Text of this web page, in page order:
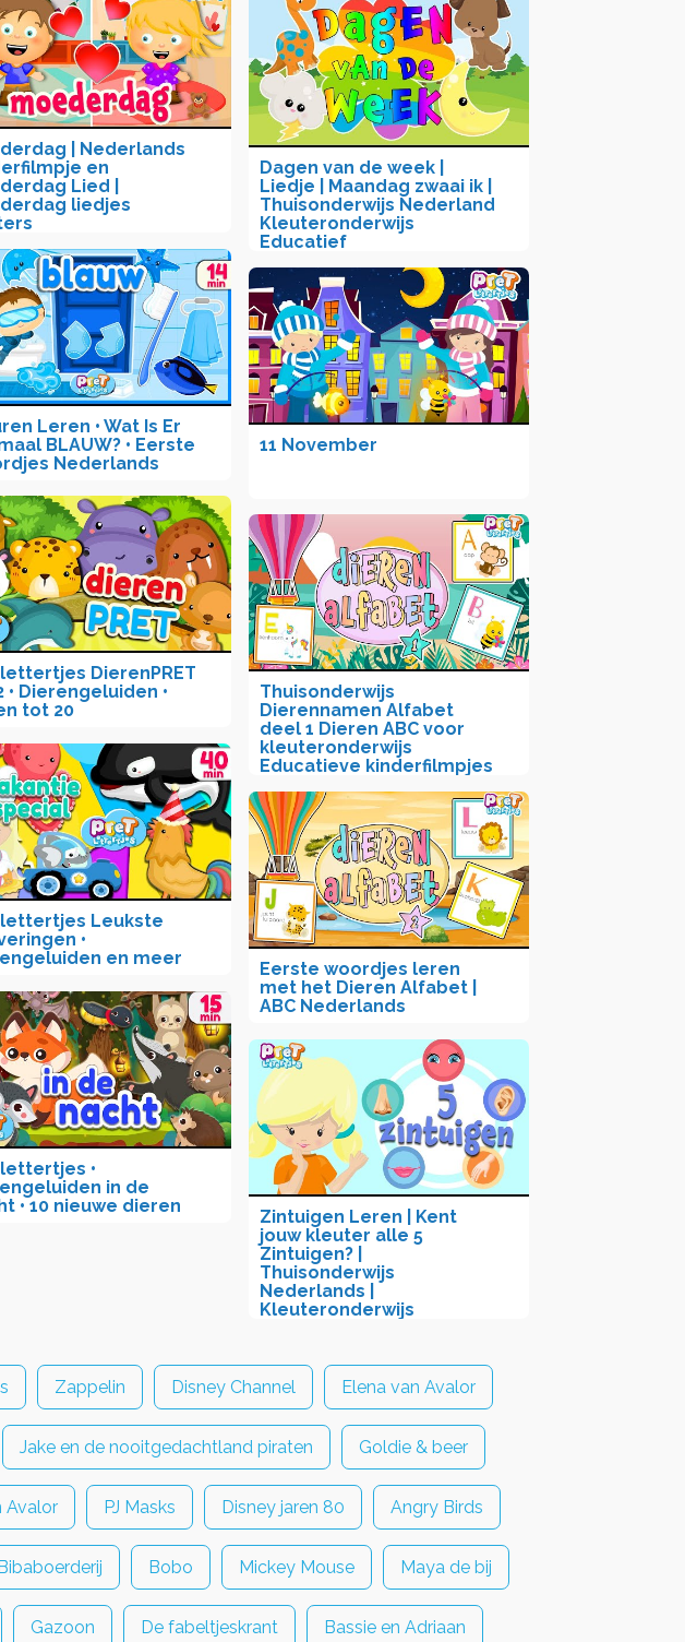
| Nederlands
en
Lied |
liedjes
Dagen van de week |
Liedje | Maandag zwaai ik |
Thuisonderwijs Nederland
Kleuteronderwijs
Educatief
Leren • Wat Is Er
BLAUW? • Eerste
Nederlands
11 November
DierenPRET
• Dierengeluiden •
tot 20
Thuisonderwijs
Dierennamen Alfabet
deel 1 Dieren ABC voor
kleuteronderwijs
Educatieve kinderfilmpjes
Leukste
•
en meer
Eerste woordjes leren
met het Dieren Alfabet |
ABC Nederlands
•
in de
• 10 nieuwe dieren
Zintuigen Leren | Kent
jouw kleuter alle 5
Zintuigen? |
Thuisonderwijs
Nederlands |
Kleuteronderwijs
Zappelin Disney Channel Elena van Avalor
Jake en de nooitgedachtland piraten Goldie & beer
Avalor PJ Masks Disney jaren 80 Angry Birds
Bobo Mickey Mouse Maya de bij
Gazoon De fabeltjeskrant Bassie en Adriaan